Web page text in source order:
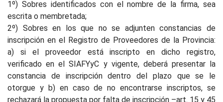
1º) Sobres identificados con el nombre de la firma, sea
escrita o membretada;
2º) Sobres en los que no se adjunten constancias de
inscripción en el Registro de Proveedores de la Provincia:
a) si el proveedor está inscripto en dicho registro,
verificado en el SIAFYyC y vigente, deberá presentar la
constancia de inscripción dentro del plazo que se le
otorgue y b) en caso de no encontrarse inscriptos, se
rechazará la propuesta por falta de inscripción –art. 15 y 45